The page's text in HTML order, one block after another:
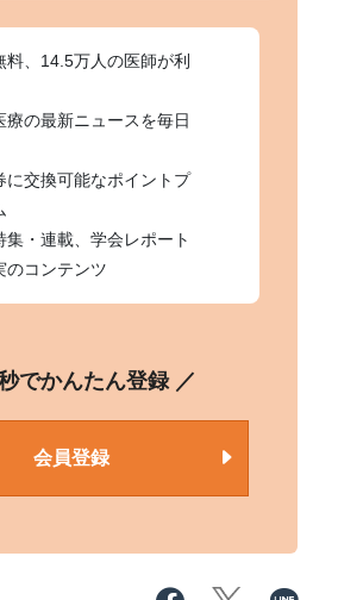
料、14.5万人の医師が利
療の最新ニュースを毎日
に交換可能なポイントプ
集・連載、学会レポート
のコンテンツ
でかんたん登録 ／
会員登録